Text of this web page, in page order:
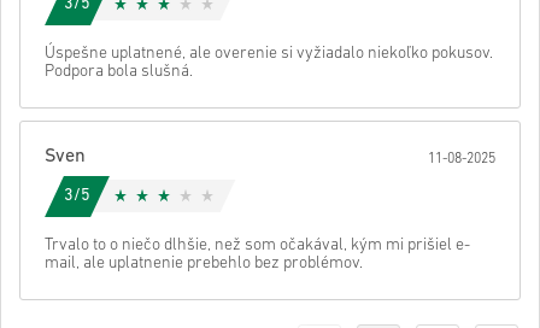
3/5
Úspešne uplatnené, ale overenie si vyžiadalo niekoľko pokusov.
Podpora bola slušná.
Sven 11-08-2025
3/5
Trvalo to o niečo dlhšie, než som očakával, kým mi prišiel e-
mail, ale uplatnenie prebehlo bez problémov.